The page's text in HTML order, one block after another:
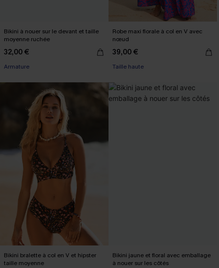
Bikini à nouer sur le devant et taille
moyenne ruchée
32,00 €
Armature
Robe maxi florale à col en V avec
nœud
39,00 €
Taille haute
Bikini bralette à col en V et hipster
taille moyenne
Bikini jaune et floral avec emballage
à nouer sur les côtés